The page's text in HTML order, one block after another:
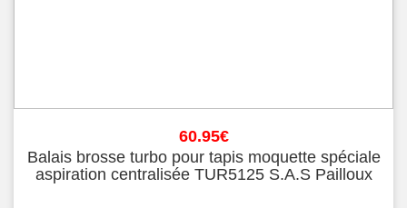
60.95€
Balais brosse turbo pour tapis moquette spéciale
aspiration centralisée TUR5125 S.A.S Pailloux